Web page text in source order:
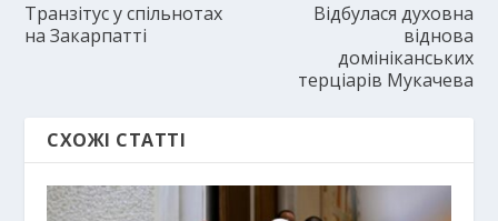
Транзітус у спільнотах
на Закарпатті
Відбулася духовна
віднова
домініканських
терціарів Мукачева
СХОЖІ СТАТТІ